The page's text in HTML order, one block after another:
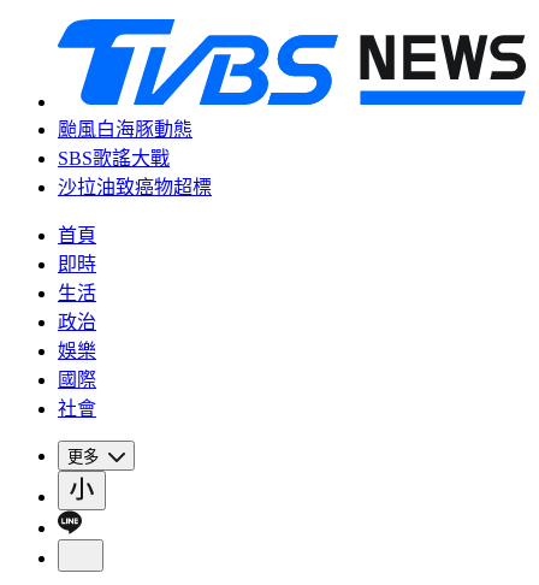
颱風白海豚動態
SBS歌謠大戰
沙拉油致癌物超標
首頁
即時
生活
政治
娛樂
國際
社會
更多